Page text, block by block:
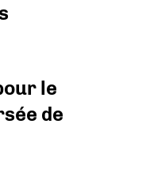
le
de